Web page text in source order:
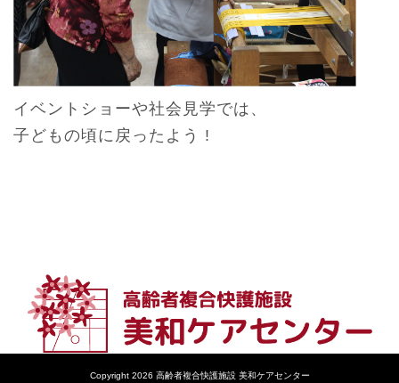
イベントショーや社会見学では、
子どもの頃に戻ったよう !
Copyright 2026 高齢者複合快護施設 美和ケアセンター